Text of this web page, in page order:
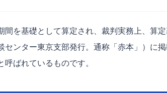
を基礎として算定され、裁判実務上、算定
ンター東京支部発行。通称「赤本」）に
ばれているものです。